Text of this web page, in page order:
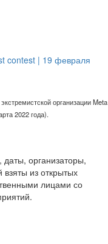
contest | 19 февраля
организации Meta
2022 года).
организаторы,
из открытых
лицами со